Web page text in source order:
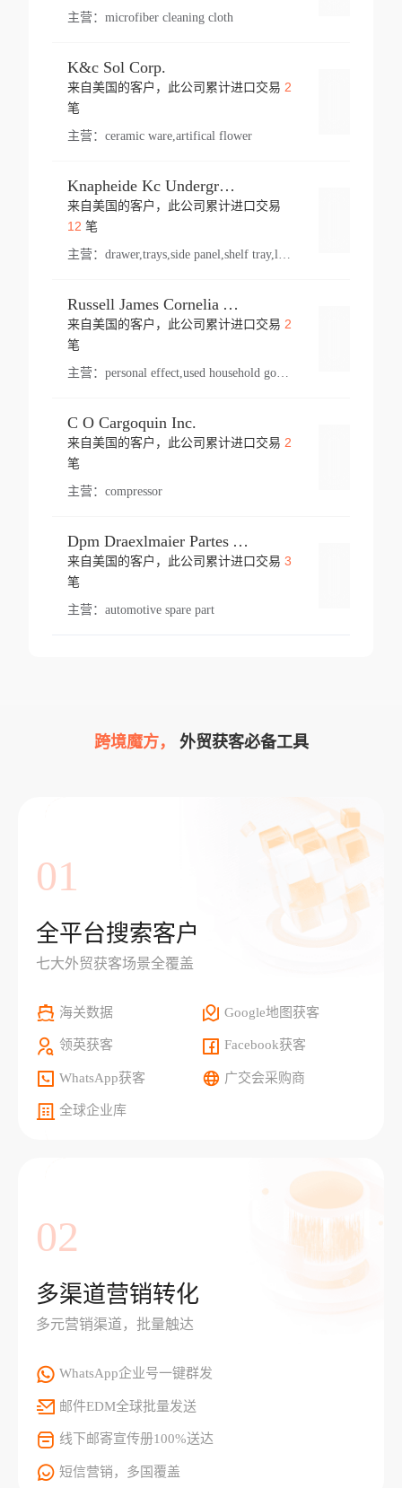
主营： microfiber cleaning cloth
K&c Sol Corp.
来自美国的客户，此公司累计进口交易 2
笔
主营： ceramic ware,artifical flower
Knapheide Kc Underground
来自美国的客户，此公司累计进口交易
12 笔
主营：
Russell James Cornelia Arlington Va
来自美国的客户，此公司累计进口交易 2
笔
主营： personal effect,used household goods
C O Cargoquin Inc.
来自美国的客户，此公司累计进口交易 2
笔
主营： compressor
Dpm Draexlmaier Partes Automotrices Corr Ind Huejotzingo
来自美国的客户，此公司累计进口交易 3
笔
主营： automotive spare part
跨境魔方， 外贸获客必备工具
01
全平台搜索客户
七大外贸获客场景全覆盖
海关数据 Google地图获客
领英获客 Facebook获客
WhatsApp获客 广交会采购商
全球企业库
02
多渠道营销转化
多元营销渠道，批量触达
WhatsApp企业号一键群发
邮件EDM全球批量发送
线下邮寄宣传册100%送达
短信营销，多国覆盖